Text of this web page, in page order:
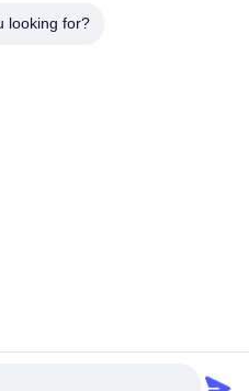
Chancheng, ville de Foshan,
looking for?